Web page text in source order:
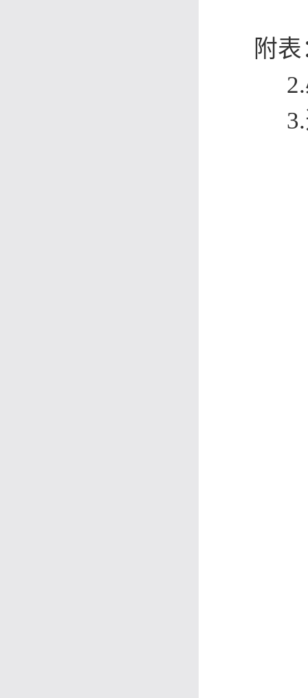
附